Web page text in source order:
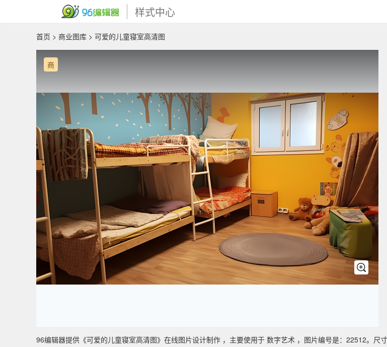
样式中心
首页 > 商业图库 > 可爱的儿童寝室高清图
商
96编辑器提供《可爱的儿童寝室高清图》在线图片设计制作 ，主要使用于 数字艺术 ，图片编号是：22512。尺